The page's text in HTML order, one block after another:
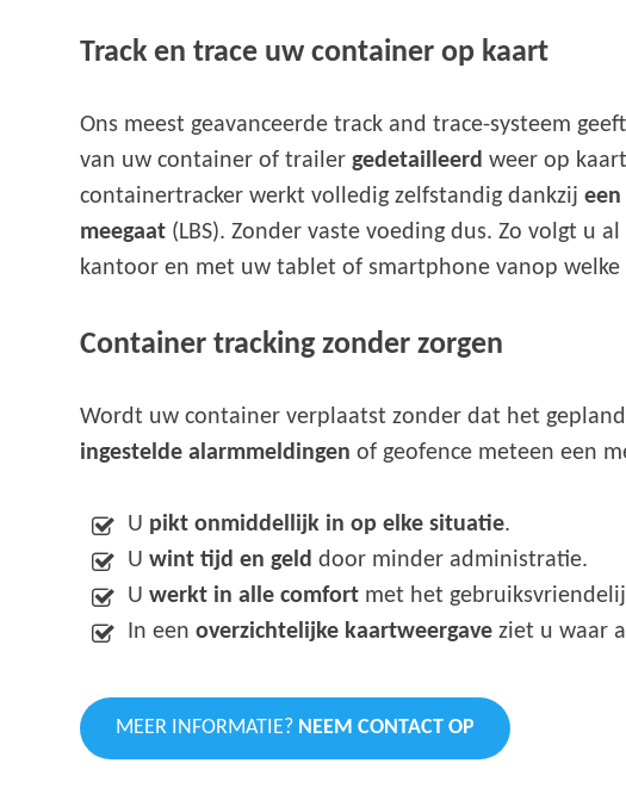
Track en trace uw container op kaart
Ons meest geavanceerde track and trace-systeem
van uw container of trailergedetailleerd weer op
containertracker werkt volledig zelfstandig dankzij
meegaat (LBS). Zonder vaste voeding dus. Zo volgt u
kantoor en met uw tablet of smartphone vanop
Container tracking zonder zorgen
Wordt uw container verplaatst zonder dat het
ingestelde alarmmeldingen of geofence meteen een
U pikt onmiddellijk in op elke situatie.
Uwint tijd en geld door minder administratie.
Uwerkt in alle comfort met het
In eenoverzichtelijke kaartweergave ziet u waar
MEER INFORMATIE? NEEM CONTACT OP